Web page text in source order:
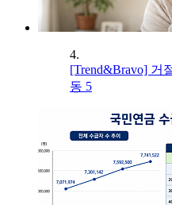
4.
[Trend&Bravo] 거
동 5